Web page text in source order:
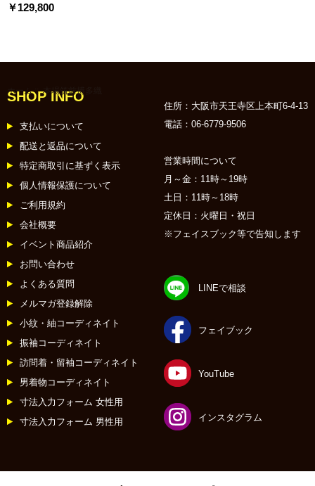
￥129,800
ホーム:: 本場筑前博多織
SHOP INFO
支払いについて
配送と返品について
特定商取引に基ずく表示
個人情報保護について
ご利用規約
会社概要
イベント商品紹介
お問い合わせ
よくある質問
メルマガ登録解除
小紋・紬コーディネイト
振袖コーディネイト
訪問着・留袖コーディネイト
男着物コーディネイト
寸法入力フォーム 女性用
寸法入力フォーム 男性用
住所：大阪市天王寺区上本町6-4-13
電話：06-6779-9506
営業時間について
月～金：11時～19時
土日：11時～18時
定休日：火曜日・祝日
※フェイスブック等で告知します
LINEで相談
フェイブック
YouTube
インスタグラム